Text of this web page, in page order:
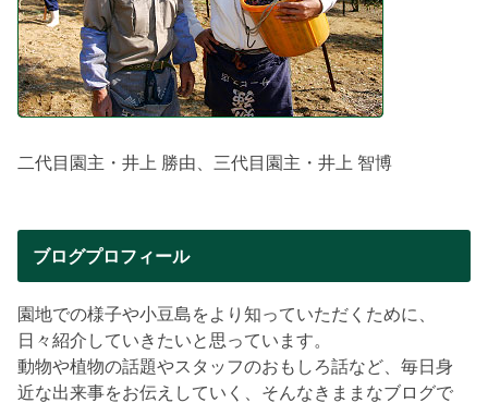
二代目園主・井上 勝由、三代目園主・井上 智博
ブログプロフィール
園地での様子や小豆島をより知っていただくために、
日々紹介していきたいと思っています。
動物や植物の話題やスタッフのおもしろ話など、毎日身
近な出来事をお伝えしていく、そんなきままなブログで